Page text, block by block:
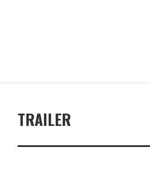
TRAILER